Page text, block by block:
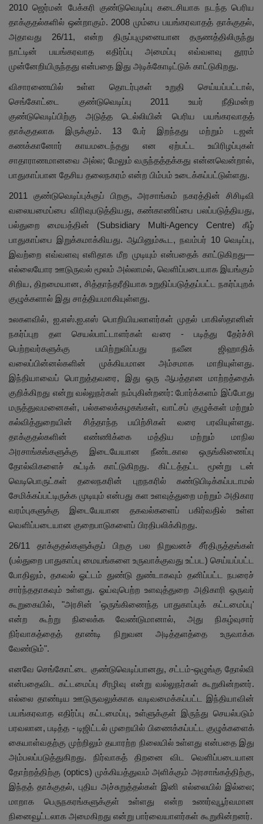
2010 ஜெர்மன் பேக்கரி குண்டுவெடிப்பு கடைசியாக நடந்த பெரிய
தாக்குதல்களில் ஒன்றாகும். 2008 மும்பை பயங்கரவாதத் தாக்குதல்,
அதாவது 26/11, என்ற திருப்புமுனையான தருணத்திலிருந்து
நாட்டின் பயங்கரவாத எதிர்ப்பு அமைப்பு எவ்வளவு தூரம்
முன்னேறியிருந்தது என்பதை இது அடிக்கோடிட்டுக் காட்டுகிறது.
விசாரணையில் உள்ள தொடர்புகள் உறுதி செய்யப்பட்டால்,
செங்கோட்டை குண்டுவெடிப்பு 2011 உயர் நீதிமன்ற
குண்டுவெடிப்பிற்கு அடுத்த டெல்லியின் பெரிய பயங்கரவாதத்
தாக்குதலாக இருக்கும். 13 பேர் இறந்தது மற்றும் டஜன்
கணக்கானோர் காயமடைந்தது என ஏற்பட்ட உயிரிழப்புகள்
சாதாராணமானவை அல்ல; மேலும் வருந்தத்தக்கது என்னவென்றால்,
பாதுகாப்பான தேசிய தலைநகரம் என்ற பிம்பம் உடைக்கப்பட்டுள்ளது.
2011 குண்டுவெடிப்புக்குப் பிறகு, அரசாங்கம் நகரத்தின் சிசிடிவி
வலையமைப்பை விரிவுபடுத்தியது, கண்காணிப்பை பலப்படுத்தியது,
பல்துறை மையத்தின் (Subsidiary Multi-Agency Centre) கீழ்
பாதுகாப்பை இறுக்கமாக்கியது. ஆயினும்கூட, நவம்பர் 10 வெடிப்பு,
இவற்றை எவ்வளவு எளிதாக மீற முடியும் என்பதைக் காட்டுகிறது—
எல்லையோர ஊடுருவல் மூலம் அல்லாமல், வெளிப்படையாக இயங்கும்
சிறிய, திறமையான, சித்தாந்தரீதியாக உறுதிப்படுத்தப்பட்ட நகர்ப்புறக்
குழுக்களால் இது சாத்தியமாகியுள்ளது.
உலகளவில், ஐ.எஸ்.ஐ.எஸ் பொறியியலாளர்கள் முதல் பாகிஸ்தானின்
நகர்ப்புற தள செயல்பாட்டாளர்கள் வரை - படித்து தேர்ச்சி
பெற்றவர்களுக்கு பயிற்றுவிப்பது நவீன ஜிஹாதிக்
வலைப்பின்னல்களின் முக்கியமான அம்சமாக மாறியுள்ளது.
இந்தியாவைப் பொறுத்தவரை, இது ஒரு ஆபத்தான மாற்றத்தைக்
குறிக்கிறது என்று வல்லுநர்கள் நம்புகின்றனர்: போர்க்களம் இப்போது
மருத்துவமனைகள், பல்கலைக்கழகங்கள், வாட்சப் குழுக்கள் மற்றும்
கல்வித்துறையின் சித்தாந்த பயிற்சிகள் வரை பரவியுள்ளது.
தாக்குதல்களின் எண்ணிக்கை மத்திய மற்றும் மாநில
அரசாங்கங்களுக்கு இடையேயான நீண்டகால ஒருங்கிணைப்பு
தோல்விகளைச் சுட்டிக் காட்டுகிறது. கிட்டத்தட்ட மூன்று டன்
வெடிபொருட்கள் தலைநகரின் புறநகரில் கண்டுபிடிக்கப்படாமல்
சேமிக்கப்பட்டிருக்க முடியும் என்பது கள உளவுத்துறை மற்றும் அதிகார
வரம்புகளுக்கு இடையேயான தகவல்களைப் பகிர்வதில் உள்ள
வெளிப்படையான குறைபாடுகளைப் பிரதிபலிக்கிறது.
26/11 தாக்குதல்களுக்குப் பிறகு பல நிறுவனச் சீர்திருத்தங்கள்
(பல்துறை பாதுகாப்பு மையங்களை உருவாக்குவது உட்பட) செய்யப்பட்ட
போதிலும், தகவல் ஓட்டம் துண்டு துண்டாகவும் தனிப்பட்ட நபரைச்
சார்ந்ததாகவும் உள்ளது. ஓய்வுபெற்ற உளவுத்துறை அதிகாரி ஒருவர்
கூறுகையில், "அரசின் 'ஒருங்கிணைந்த பாதுகாப்புக் கட்டமைப்பு'
என்ற கூற்று நிலைக்க வேண்டுமானால், அது நிகழ்வுசார்
நிர்வாகத்தைத் தாண்டி நிறுவன அடித்தளத்தை உருவாக்க
வேண்டும்".
எனவே செங்கோட்டை குண்டுவெடிப்பானது, சட்டம்-ஒழுங்கு தோல்வி
என்பதைவிட கட்டமைப்பு சீரழிவு என்று வல்லுநர்கள் கூறுகின்றனர்.
எல்லை தாண்டிய ஊடுருவலுக்காக வடிவமைக்கப்பட்ட இந்தியாவின்
பயங்கரவாத எதிர்ப்பு கட்டமைப்பு, உள்ளுக்குள் இருந்து செயல்படும்
பரவலான, படித்த - டிஜிட்டல் முறையில் பிணைக்கப்பட்ட குழுக்களைக்
கையாள்வதற்கு முற்றிலும் தயாரற்ற நிலையில் உள்ளது என்பதை இது
அம்பலப்படுத்துகிறது. நிர்வாகத் திறனை விட வெளிப்படையான
தோற்றத்திற்கு (optics) முக்கியத்துவம் அளிக்கும் அரசாங்கத்திற்கு,
இந்தத் தாக்குதல், புதிய அச்சுறுத்தல்கள் இனி எல்லையில் இல்லை;
மாறாக பெருநகரங்களுக்குள் உள்ளது என்ற உணர்வுபூர்வமான
நினைவூட்டலாக அமைகிறது என்று பார்வையாளர்கள் கூறுகின்றனர்.